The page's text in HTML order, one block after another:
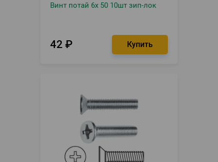
Винт потай 6х 50 10шт зип-лок
42 ₽